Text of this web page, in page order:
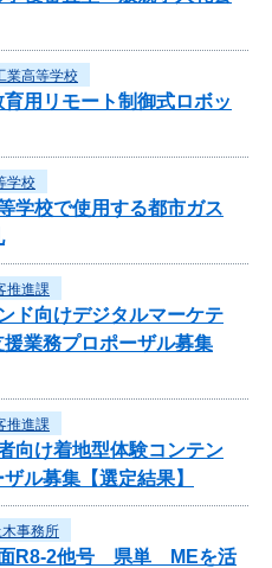
業高等学校
用リモート制御式ロボッ
学校
学校で使用する都市ガス
推進課
ド向けデジタルマーケテ
業務プロポーザル募集
推進課
向け着地型体験コンテン
ル募集【選定結果】
事務所
面R8-2他号 県単 MEを活